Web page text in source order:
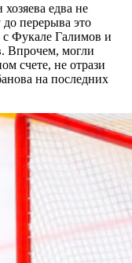
едва не
перерыва это
Фукале Галимов и
Впрочем, могли
счете, не отрази
на последних